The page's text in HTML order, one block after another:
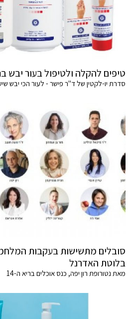
טיפים להקלה ולטיפול בעור יבש
סדרת יו-לקטין של ד"ר פישר - לעור הכי יבש
סובלים מתשישות בעקבות
בלוטת האדרנל
מאת נטורופת רון יפה, כנס אוכלים בריא ה-14